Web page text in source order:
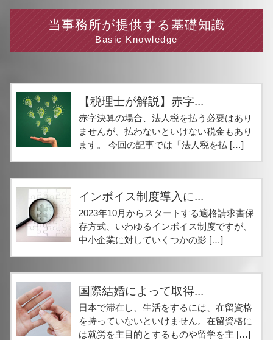
当事務所が提供する基礎知識
Basic Knowledge
【税理士が解説】赤字...
赤字決算の場合、法人税を払う必要はあり
ませんが、払わないといけない税金もあり
ます。 今回の記事では「法人税を払 […]
インボイス制度導入に...
2023年10月からスタートする適格請求書保
存方式、いわゆるインボイス制度ですが、
中小企業に対していくつかの影 […]
国際結婚によって取得...
日本で滞在し、生活をするには、在留資格
を持っていないといけません。在留資格に
は就労を主目的とするものや留学を主 […]